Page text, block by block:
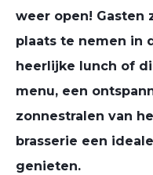
weer open! Gasten
plaats te nemen in
heerlijke lunch of
menu, een
zonnestralen van
brasserie een
genieten.